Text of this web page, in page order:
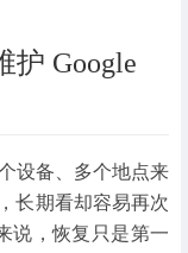
护 Google
设备、多个地点来
长期看却容易再次
说，恢复只是第一